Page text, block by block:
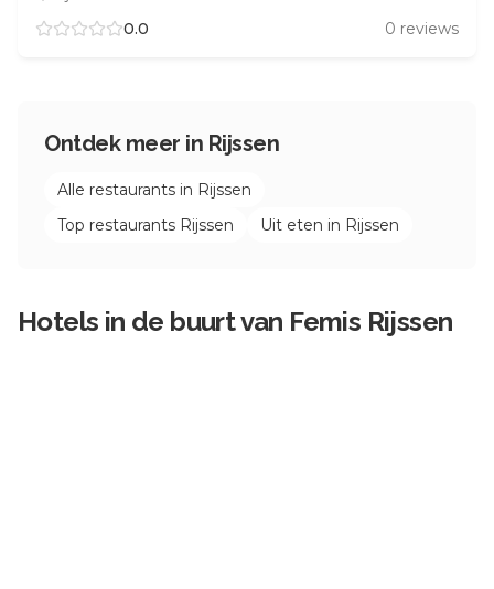
0.0
0 reviews
Ontdek meer in Rijssen
Alle restaurants in Rijssen
Top restaurants Rijssen Uit eten in Rijssen
Hotels in de buurt van Femis Rijssen